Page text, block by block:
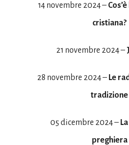
14 novembre 2024 –
cristiana?
21 novembre 2024 –
28 novembre 2024 –Le
tradizione
05 dicembre 2024 –
preghiera